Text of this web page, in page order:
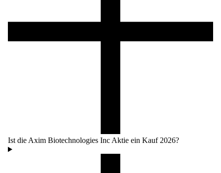
Ist die Axim Biotechnologies Inc Aktie ein Kauf 2026?